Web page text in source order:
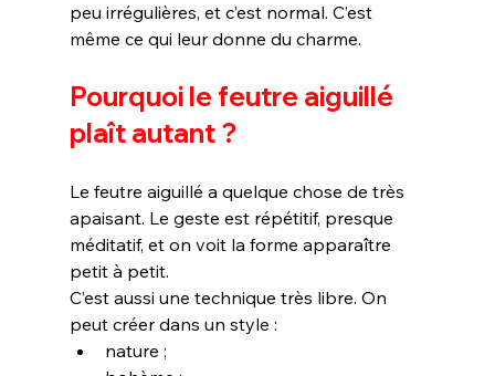
peu irrégulières, et c’est normal. C’est
même ce qui leur donne du charme.
Pourquoi le feutre aiguillé
plaît autant ?
Le feutre aiguillé a quelque chose de très
apaisant. Le geste est répétitif, presque
méditatif, et on voit la forme apparaître
petit à petit.
C’est aussi une technique très libre. On
peut créer dans un style :
nature ;